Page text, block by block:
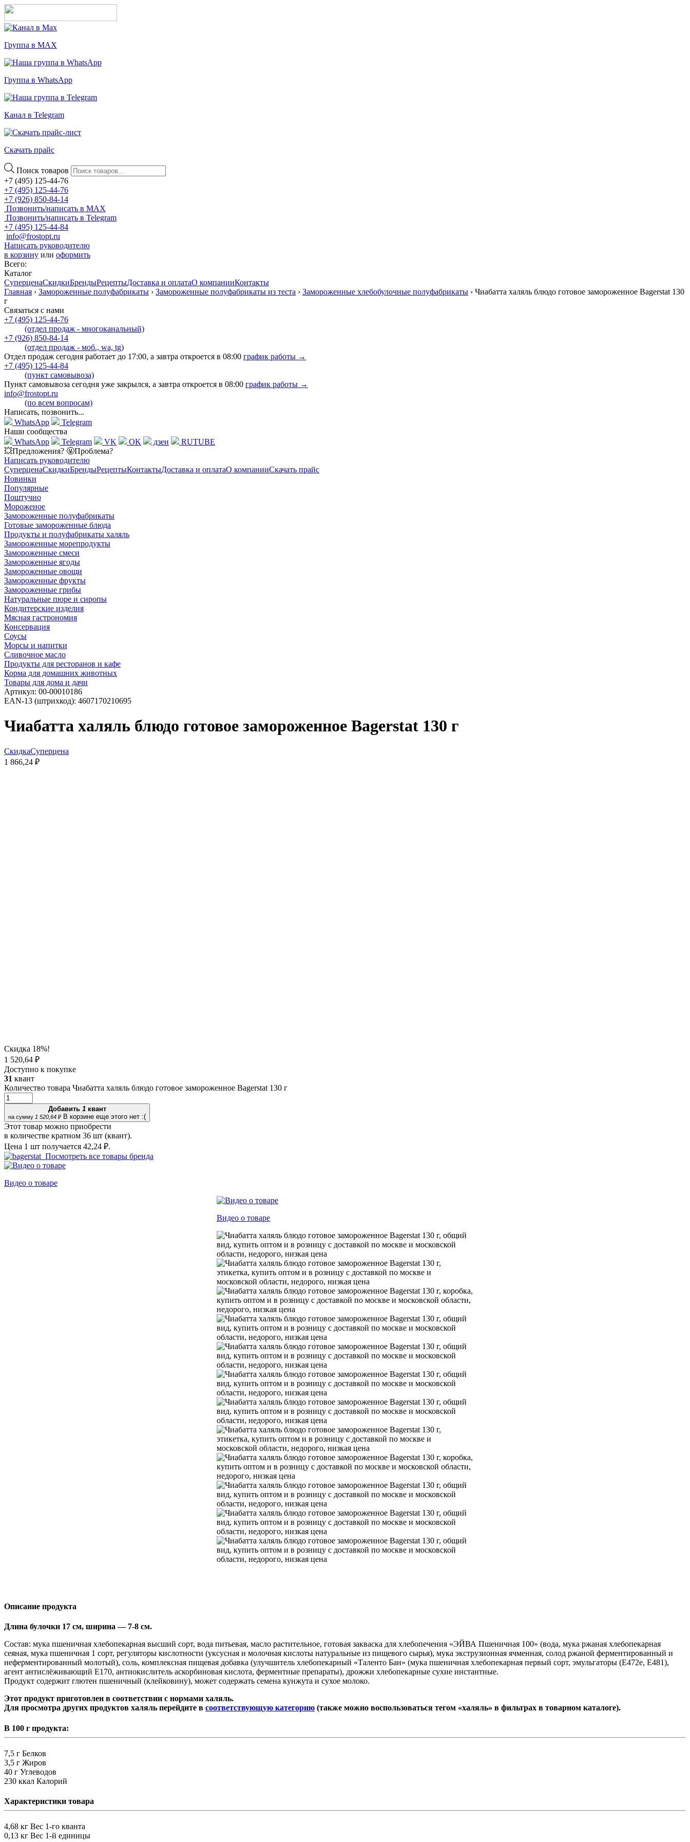
Группа в MAX
Группа в WhatsApp
Канал в Telegram
Скачать прайс
Поиск товаров
+7 (495) 125-44-76
+7 (495) 125-44-76
+7 (926) 850-84-14
Позвонить/написать в MAX
Позвонить/написать в Telegram
+7 (495) 125-44-84
info@frostopt.ru
Написать руководителю
в корзину или оформить
Всего:
Каталог
СуперценаСкидкиБрендыРецептыДоставка и оплатаО компанииКонтакты
Главная › Замороженные полуфабрикаты › Замороженные полуфабрикаты из теста › Замороженные хлебобулочные полуфабрикаты › Чиабатта халяль блюдо готовое замороженное Bagerstat 130
г
Связаться с нами
+7 (495) 125-44-76
(отдел продаж - многоканальный)
+7 (926) 850-84-14
(отдел продаж - моб., wa, tg)
Отдел продаж сегодня работает до 17:00, а завтра откроется в 08:00 график работы →
+7 (495) 125-44-84
(пункт самовывоза)
Пункт самовывоза сегодня уже закрылся, а завтра откроется в 08:00 график работы →
info@frostopt.ru
(по всем вопросам)
Написать, позвонить...
WhatsApp
Telegram
Наши сообщества
WhatsApp
Telegram VK OK дзен
RUTUBE
💥Предложения? 🤬Проблема?
Написать руководителю
СуперценаСкидкиБрендыРецептыКонтактыДоставка и оплатаО компанииСкачать прайс
Новинки
Популярные
Поштучно
Мороженое
Замороженные полуфабрикаты
Готовые замороженные блюда
Продукты и полуфабрикаты халяль
Замороженные морепродукты
Замороженные смеси
Замороженные ягоды
Замороженные овощи
Замороженные фрукты
Замороженные грибы
Натуральные пюре и сиропы
Кондитерские изделия
Мясная гастрономия
Консервация
Соусы
Морсы и напитки
Сливочное масло
Продукты для ресторанов и кафе
Корма для домашних животных
Товары для дома и дачи
Артикул: 00-00010186
EAN-13 (штрихкод): 4607170210695
Чиабатта халяль блюдо готовое замороженное Bagerstat 130 г
СкидкаСуперцена
1 866,24 ₽
Скидка 18%!
1 520,64 ₽
Доступно к покупке
31 квант
Количество товара Чиабатта халяль блюдо готовое замороженное Bagerstat 130 г
Добавить 1квант
на сумму 1 520,64 ₽ В корзине еще этого нет :(
Этот товар можно приобрести
в количестве кратном 36 шт (квант).
Цена 1 шт получается 42,24 ₽.
Посмотреть все товары бренда
Видео о товаре
Видео о товаре
Описание продукта
Длина булочки 17 см, ширина — 7-8 см.
Состав: мука пшеничная хлебопекарная высший сорт, вода питьевая, масло растительное, готовая закваска для хлебопечения «ЭЙВА Пшеничная 100» (вода, мука ржаная хлебопекарная
сеяная, мука пшеничная 1 сорт, регуляторы кислотности (уксусная и молочная кислоты натуральные из пищевого сырья), мука экструзионная ячменная, солод ржаной ферментированный и
неферментированный молотый), соль, комплексная пищевая добавка (улучшитель хлебопекарный «Таленто Бан» (мука пшеничная хлебопекарная первый сорт, эмульгаторы (E472e, E481),
агент антислёживающий E170, антиокислитель аскорбиновая кислота, ферментные препараты), дрожжи хлебопекарные сухие инстантные.
Продукт содержит глютен пшеничный (клейковину), может содержать семена кунжута и сухое молоко.
Этот продукт приготовлен в соответствии с нормами халяль.
Для просмотра других продуктов халяль перейдите в соответствующую категорию (также можно воспользоваться тегом «халяль» в фильтрах в товарном каталоге).
В 100 г продукта:
7,5 г Белков
3,5 г Жиров
40 г Углеводов
230 ккал Калорий
Характеристики товара
4,68 кг Вес 1-го кванта
0,13 кг Вес 1-й единицы